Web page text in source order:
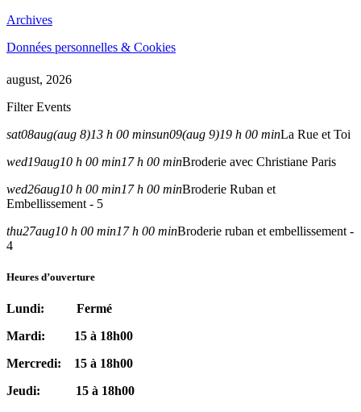
Archives
Données personnelles & Cookies
august, 2026
Filter Events
sat08aug(aug 8)13 h 00 minsun09(aug 9)19 h 00 minLa Rue et Toi
wed19aug10 h 00 min17 h 00 minBroderie avec Christiane Paris
wed26aug10 h 00 min17 h 00 minBroderie Ruban et
Embellissement - 5
thu27aug10 h 00 min17 h 00 minBroderie ruban et embellissement -
4
Heures d’ouverture
Lundi: Fermé
Mardi: 15 à 18h00
Mercredi: 15 à 18h00
Jeudi: 15 à 18h00